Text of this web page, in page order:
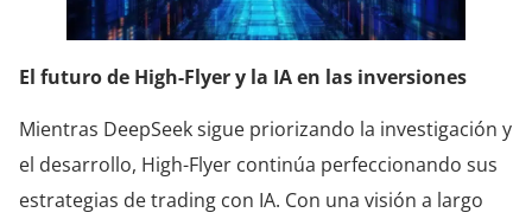
El futuro de High-Flyer y la IA en las inversiones
Mientras DeepSeek sigue priorizando la investigación y
el desarrollo, High-Flyer continúa perfeccionando sus
estrategias de trading con IA. Con una visión a largo